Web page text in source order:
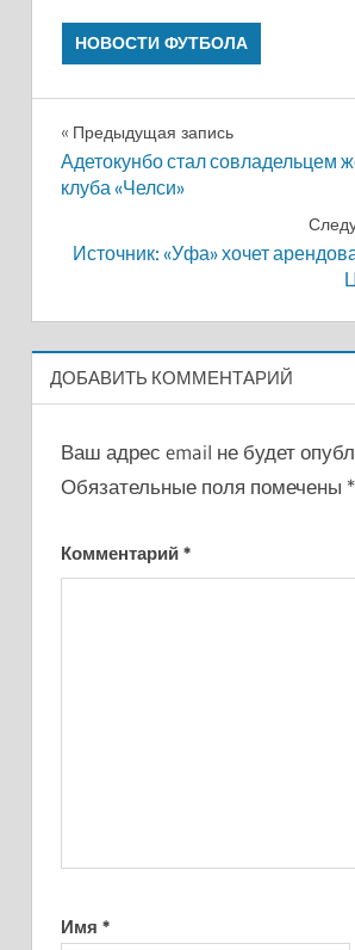
НОВОСТИ ФУТБОЛА
Навигация
по
Предыдущая запись
Адетокунбо стал совладельцем
клуба «Челси»
Источник: «Уфа» хочет
ДОБАВИТЬ КОММЕНТАРИЙ
Ваш адрес email не будет
Обязательные поля помечены *
Комментарий *
Имя *